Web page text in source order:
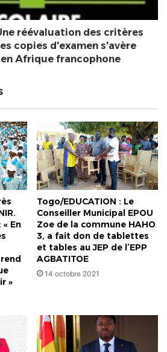
réévaluation des critères
copies d'examen s'avère
Afrique francophone
En
»
Togo/EDUCATION : Le
Conseiller Municipal EPOU
Zoe de la commune HAHO
3, a fait don de tablettes
et tables au JEP de l’EPP
AGBATITOE
14 octobre 2021